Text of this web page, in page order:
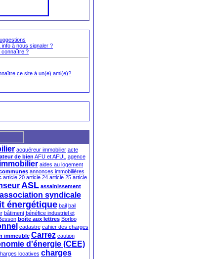
info à nous signaler ?
connaître ?
ce site à un(e) ami(e)?
acquéreur immobilier acte
de bien AFU et AFUL agence
aides au logement
annonces immobilières
article 20 article 24 article 25 article
ASL assainissement
association syndicale
énergétique bail bail
bâtiment bénéfice industriel et
boîte aux lettres Borloo
cadastre cahier des charges
immeuble Carrez caution
d'énergie (CEE)
locatives charges